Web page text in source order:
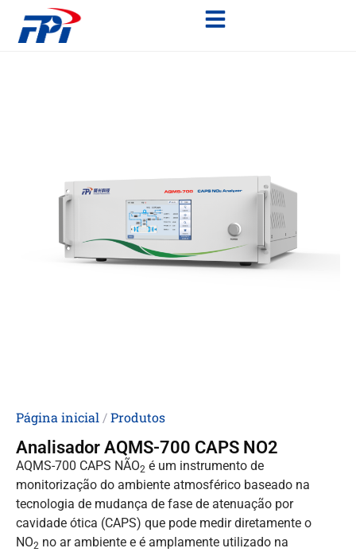
Página inicial/Produtos
Analisador AQMS-700 CAPS NO2
AQMS-700 CAPS NÃO2 é um instrumento de
monitorização do ambiente atmosférico baseado na
tecnologia de mudança de fase de atenuação por
cavidade ótica (CAPS) que pode medir diretamente o
NO2 no ar ambiente e é amplamente utilizado na